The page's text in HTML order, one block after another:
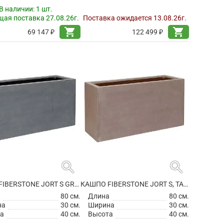
наличии: 1 шт.
поставка 27.08.26г.
69 147 ₽
shopping_cart
Поставка ожидается 13.08.26г.
122 499 ₽
shopping_cart
search
КАШПО FIBERSTONE JORT S GREY
80 см.
30 см.
40 см.
search
КАШПО FIBERSTONE JORT S, TAUPE
Длина
80 см.
Ширина
30 см.
Высота
40 см.